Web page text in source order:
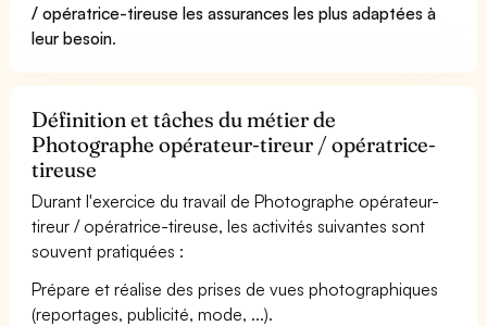
/ opératrice-tireuse les assurances les plus adaptées à
leur besoin.
Définition et tâches du métier de
Photographe opérateur-tireur / opératrice-
tireuse
Durant l'exercice du travail de Photographe opérateur-
tireur / opératrice-tireuse, les activités suivantes sont
souvent pratiquées :
Prépare et réalise des prises de vues photographiques
(reportages, publicité, mode, ...).